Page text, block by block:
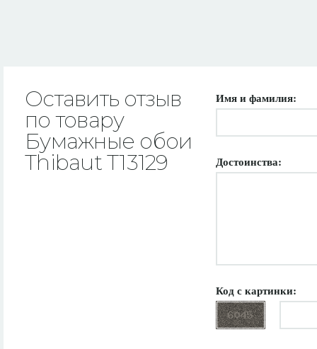
Оставить отзыв
по товару
Бумажные обои
Thibaut T13129
Имя и фамилия:
Достоинства:
Код с картинки: